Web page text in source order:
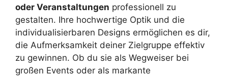
oder Veranstaltungen professionell zu
gestalten. Ihre hochwertige Optik und die
individualisierbaren Designs ermöglichen es dir,
die Aufmerksamkeit deiner Zielgruppe effektiv
zu gewinnen. Ob du sie als Wegweiser bei
großen Events oder als markante